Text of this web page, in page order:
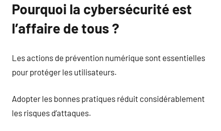
Pourquoi la cybersécurité est
l’affaire de tous ?
Les actions de prévention numérique sont essentielles
pour protéger les utilisateurs.
Adopter les bonnes pratiques réduit considérablement
les risques d’attaques.